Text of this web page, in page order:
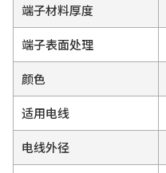
端子材料厚度
端子表面处理
颜色
适用电线
电线外径